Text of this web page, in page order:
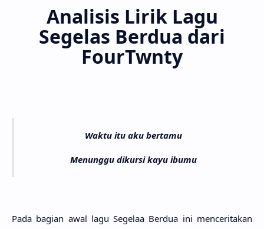
Analisis Lirik Lagu
Segelas Berdua dari
FourTwnty
Waktu itu aku bertamu
Menunggu dikursi kayu ibumu
Pada bagi­an awal lagu Sege­laa Ber­dua ini mencerita­kan